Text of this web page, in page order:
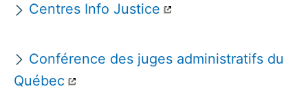
Centres Info Justice
Conférence des juges administratifs du
Québec